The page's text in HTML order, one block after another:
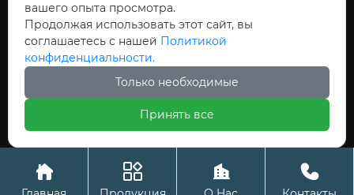
Пн - Пт: 09:30 - 22:00
Сб - Вс: 10:00 - 22:30
Copyright © ООО Сетевая технология Гуанчжоу
Чжуочэн
   
вашего опыта просмотра.
Продолжая использовать этот сайт, вы
соглашаетесь с нашей Политикой
конфиденциальности.
Только необходимые
Принять все